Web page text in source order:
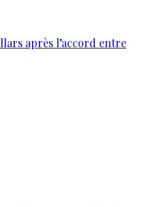
après l’accord entre